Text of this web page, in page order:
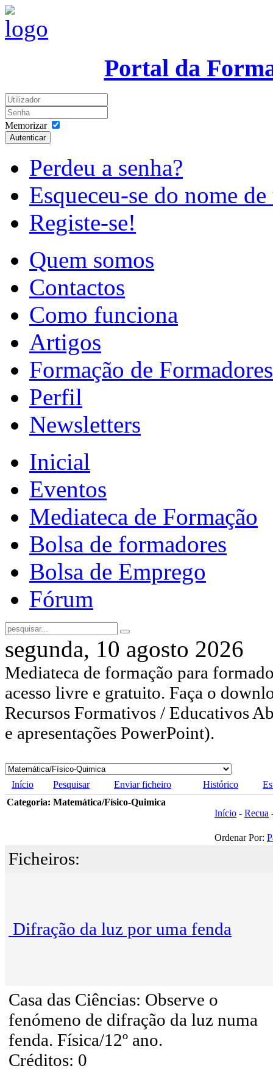
Portal da
Memorizar
Autenticar
Perdeu a senha?
Esqueceu-se do nome
Registe-se!
Quem somos
Contactos
Como funciona
Artigos
Formação de Formadores
Perfil
Newsletters
Inicial
Eventos
Mediateca de Formação
Bolsa de formadores
Bolsa de Emprego
Fórum
segunda, 10 agosto 2026
Mediateca de formação para
acesso livre e gratuito. Faça o
Recursos Formativos / Educativos
e apresentações PowerPoint).
Início Pesquisar Enviar ficheiro Histórico
Categoria: Matemática/Físico-Quimica
Início - Recua
Ordenar Por:
Ficheiros:
Difração da luz por uma fenda
Casa das Ciências: Observe o
fenómeno de difração da luz numa
fenda. Física/12º ano.
Créditos: 0